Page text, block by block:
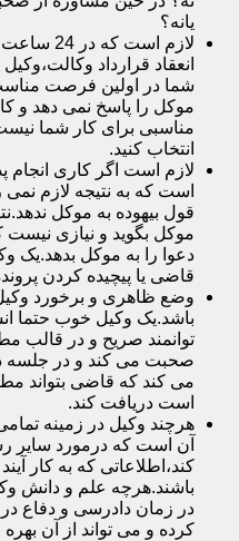
یانه؟
لازم
انعقاد قرارداد
شما در اولین فرصت
موکل را پاسخ نمی دهد و
مناسبی برای کار شما
انتخاب کنید.
لازم است اگر کاری انجام
است که به نتیجه لازم نمی
قول بیهوده به موکل
موکل بگوید و نیازی
دعوا را به موکل
قاضی یا پیچیده کردن
وضع ظاهری و برخورد
باشد.یک وکیل خوب حتما
توانمند صریح و در قالب
صحبت می کند و در جلسه
می کند که قاضی بتواند
است دریافت کند.
هرچند وکیل در زمینه
آن است که درمورد سایر
کند،اطلاعاتی که به کار
باشند.هرچه علم و دانش
در زمان دادرسی و دفاع
کرده و می تواند از آن بهره